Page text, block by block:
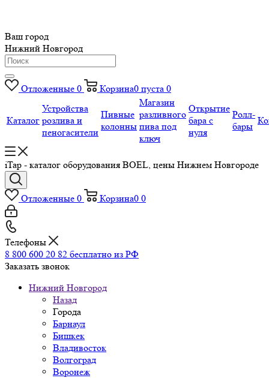
Ваш город
Нижний Новгород
Отложенные 0 Корзина0 пуста 0
Каталог
Устройства
розлива и
пеногасители
Пивные
колонны
Магазин
разливного
пива под
ключ
Открытие
бара с
нуля
Ролл-
бары
iTap - каталог оборудования BOEL, цены Нижнем Новгороде
Отложенные 0 Корзина0 0
Телефоны
8 800 600 20 82 бесплатно из РФ
Заказать звонок
Нижний Новгород
Назад
Города
Барнаул
Бишкек
Владивосток
Волгоград
Воронеж